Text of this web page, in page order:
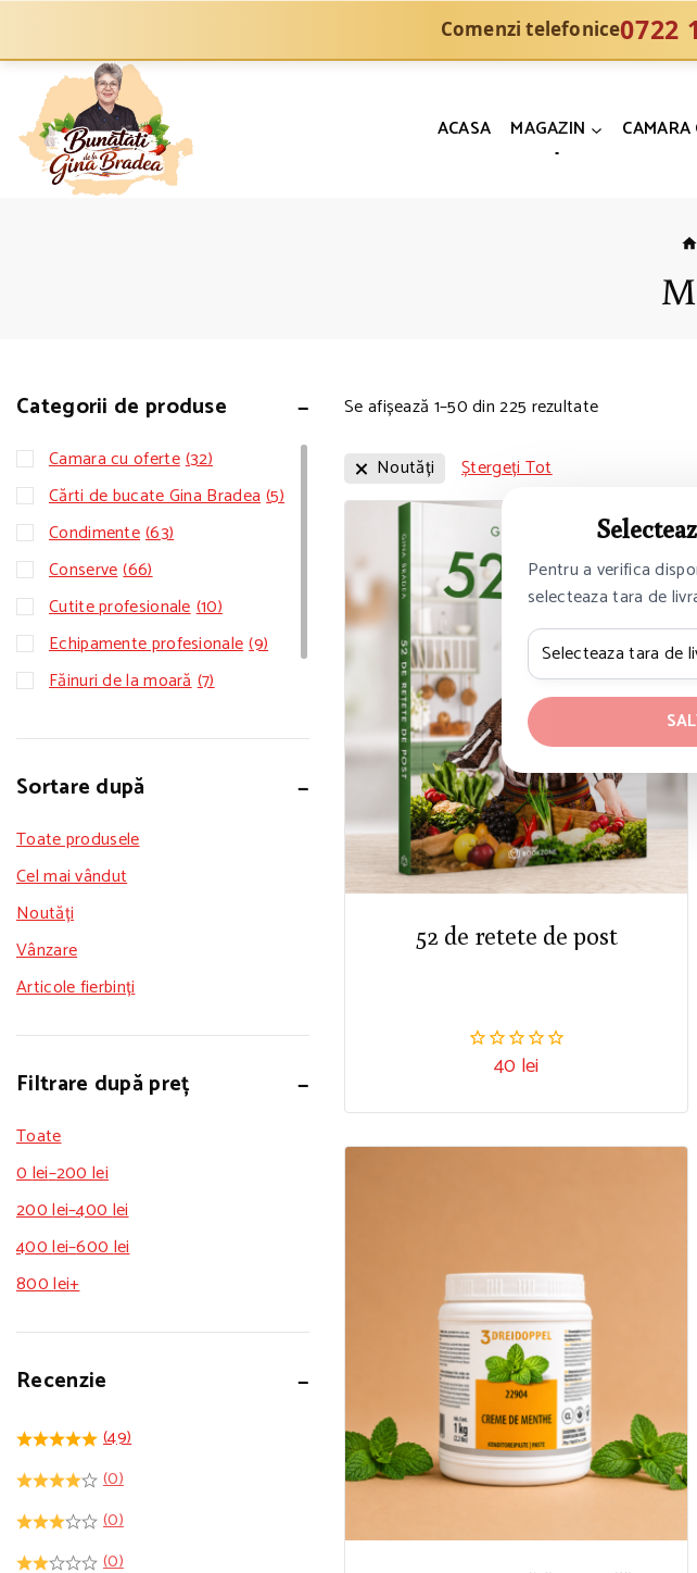
Comenzi telefonice0722
ACASA MAGAZIN
Se afișează 1–50din225 rezultate
Noutăți Ștergeți Tot
52 de retete de post
0.0040 lei
Categorii de produse
Camara cu oferte(32)
Cărti de bucate Gina Bradea(5)
Condimente(63)
Conserve(66)
Cutite profesionale(10)
Echipamente profesionale(9)
Făinuri de la moară(7)
deserturi
(65)
Sortare după
Toate produsele
Cel mai vândut
Noutăți
Vânzare
Articole fierbinți
Filtrare după preț
Toate
0lei–200lei
200lei–400lei
400lei–600lei
800lei+
Recenzie
(49)
(0)
(0)
(0)
Pentru a verifica
selecteaza tara de